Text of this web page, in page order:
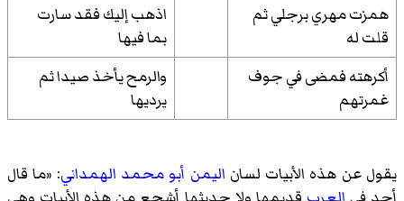
همزت مهري برجلي ثم
قلت له
اذهب إليك فقد سارت
بما فيها
أكرهته فمضى في جوف
غمرتهم
والرمح يأخذ صيدا ثم
يرديها
يقول عن هذه الأبيات لسان اليمن أبو محمد الهمداني: «ما قال